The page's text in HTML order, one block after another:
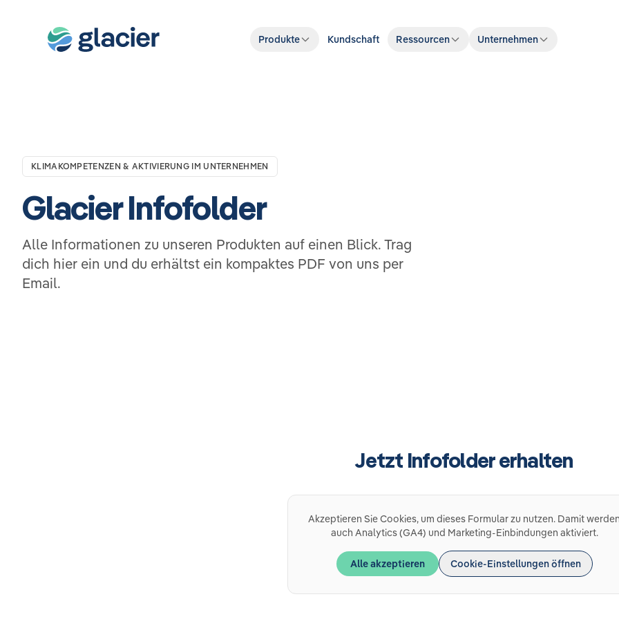
Produkte Kundschaft Ressourcen Unternehmen
KLIMAKOMPETENZEN & AKTIVIERUNG IM UNTERNEHMEN
Glacier Infofolder
Alle Informationen zu unseren Produkten auf einen Blick. Trag
dich hier ein und du erhältst ein kompaktes PDF von uns per
Email.
Jetzt Infofolder erhalten
Akzeptieren Sie Cookies, um dieses Formular zu nutzen. Damit
auch Analytics (GA4) und Marketing-Einbindungen aktiviert.
Alle akzeptieren Cookie-Einstellungen öffnen